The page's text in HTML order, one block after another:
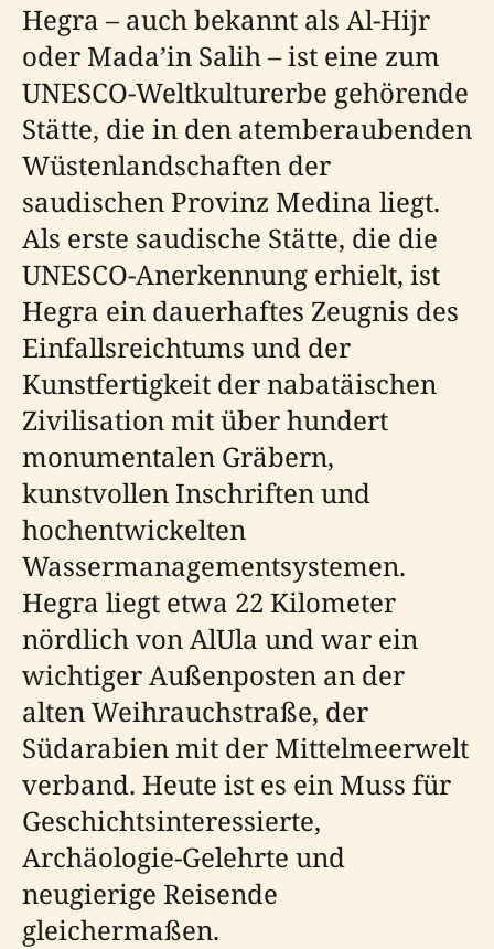
Hegra – auch bekannt als Al-Hijr
oder Mada’in Salih – ist eine zum
UNESCO-Weltkulturerbe gehörende
Stätte, die in den atemberaubenden
Wüstenlandschaften der
saudischen Provinz Medina liegt.
Als erste saudische Stätte, die die
UNESCO-Anerkennung erhielt, ist
Hegra ein dauerhaftes Zeugnis des
Einfallsreichtums und der
Kunstfertigkeit der nabatäischen
Zivilisation mit über hundert
monumentalen Gräbern,
kunstvollen Inschriften und
hochentwickelten
Wassermanagementsystemen.
Hegra liegt etwa 22 Kilometer
nördlich von AlUla und war ein
wichtiger Außenposten an der
alten Weihrauchstraße, der
Südarabien mit der Mittelmeerwelt
verband. Heute ist es ein Muss für
Geschichtsinteressierte,
Archäologie-Gelehrte und
neugierige Reisende
gleichermaßen.